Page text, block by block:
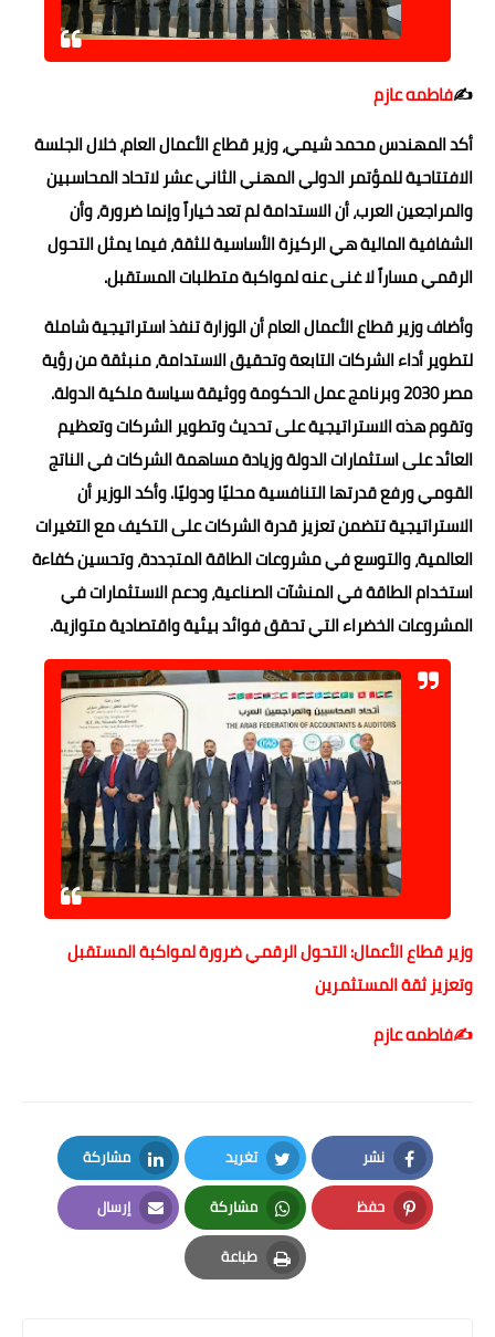
حوادث وقضايا
فن المطبخ
مقالات
✍️فاطمه عازم
أكد المهندس محمد شيمي، وزير قطاع الأعمال العام، خلال الجلسة
الافتتاحية للمؤتمر الدولي المهني الثاني عشر لاتحاد المحاسبين
والمراجعين العرب، أن الاستدامة لم تعد خياراً وإنما ضرورة، وأن
الشفافية المالية هي الركيزة الأساسية للثقة، فيما يمثل التحول
الرقمي مساراً لا غنى عنه لمواكبة متطلبات المستقبل.
وأضاف وزير قطاع الأعمال العام أن الوزارة تنفذ استراتيجية شاملة
لتطوير أداء الشركات التابعة وتحقيق الاستدامة، منبثقة من رؤية
مصر 2030 وبرنامج عمل الحكومة ووثيقة سياسة ملكية الدولة.
وتقوم هذه الاستراتيجية على تحديث وتطوير الشركات وتعظيم
العائد على استثمارات الدولة وزيادة مساهمة الشركات في الناتج
القومي ورفع قدرتها التنافسية محليًا ودوليًا. وأكد الوزير أن
الاستراتيجية تتضمن تعزيز قدرة الشركات على التكيف مع التغيرات
العالمية، والتوسع في مشروعات الطاقة المتجددة، وتحسين كفاءة
استخدام الطاقة في المنشآت الصناعية، ودعم الاستثمارات في
المشروعات الخضراء التي تحقق فوائد بيئية واقتصادية متوازية.
وزير قطاع الأعمال: التحول الرقمي ضرورة لمواكبة المستقبل
وتعزيز ثقة المستثمرين
✍️فاطمه عازم
نشر
Facebook
تغريد
Twitter
مشاركة
LinkedIn
حفظ
Pinterest
مشاركة
Whatsapp
إرسال
Email
طباعة
Print